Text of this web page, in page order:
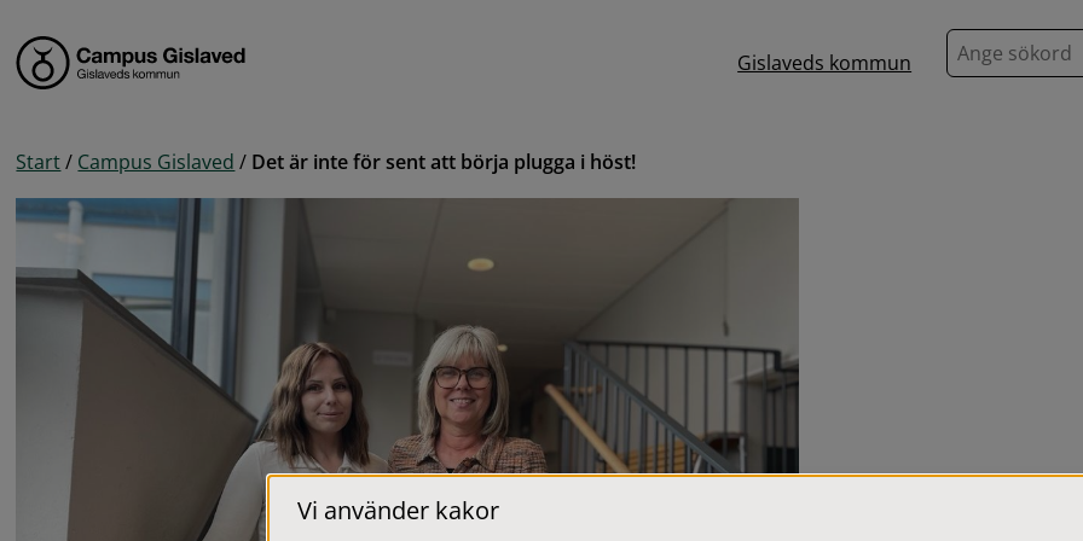
Gislaveds kommun
S
ö
Start / Campus Gislaved / Det är inte för sent att börja plugga i höst!
Vi använder kakor